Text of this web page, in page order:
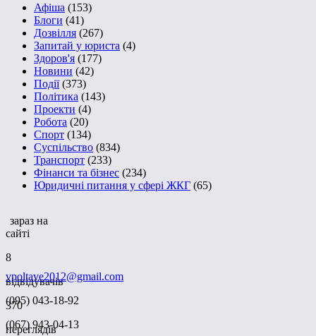
Афіша (153)
Блоги (41)
Дозвілля (267)
Запитай у юриста (4)
Здоров'я (177)
Новини (42)
Події(373)
Політика (143)
Проекти (4)
Робота (20)
Спорт (134)
Суспільство (834)
Транспорт (233)
Фінанси та бізнес (234)
Юридичні питання у сфері ЖКГ (65)
зараз на
сайті
8
відвідувачів
370
переглядів
vpoltave2012@gmail.com
(095) 043-18-92
(067) 943-04-13